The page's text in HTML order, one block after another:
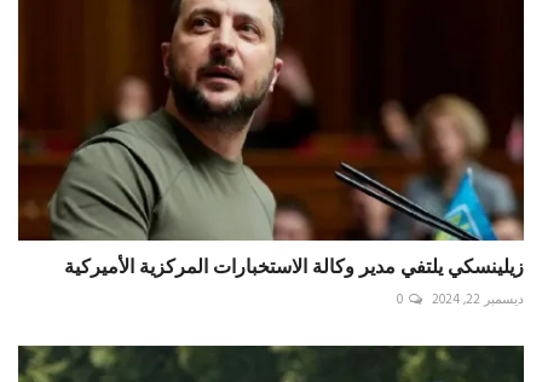
زيلينسكي يلتفي مدير وكالة الاستخبارات المركزية الأميركية
ديسمبر 22, 2024 0